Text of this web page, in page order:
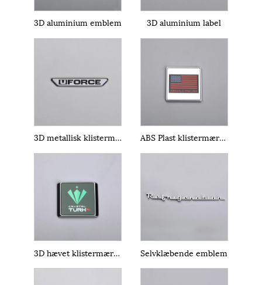
3D aluminium emblem 3D aluminium label
3D metallisk klistermærke ABS Plast klistermærke
3D hævet klistermærke Selvklæbende emblem